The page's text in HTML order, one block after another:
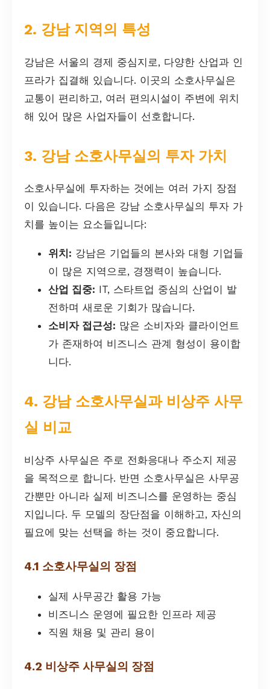
2. 강남 지역의 특성
강남은 서울의 경제 중심지로, 다양한 산업과 인
프라가 집결해 있습니다. 이곳의 소호사무실은
교통이 편리하고, 여러 편의시설이 주변에 위치
해 있어 많은 사업자들이 선호합니다.
3. 강남 소호사무실의 투자 가치
소호사무실에 투자하는 것에는 여러 가지 장점
이 있습니다. 다음은 강남 소호사무실의 투자 가
치를 높이는 요소들입니다:
위치: 강남은 기업들의 본사와 대형 기업들
이 많은 지역으로, 경쟁력이 높습니다.
산업 집중: IT, 스타트업 중심의 산업이 발
전하며 새로운 기회가 많습니다.
소비자 접근성: 많은 소비자와 클라이언트
가 존재하여 비즈니스 관계 형성이 용이합
니다.
4. 강남 소호사무실과 비상주 사무
실 비교
비상주 사무실은 주로 전화응대나 주소지 제공
을 목적으로 합니다. 반면 소호사무실은 사무공
간뿐만 아니라 실제 비즈니스를 운영하는 중심
지입니다. 두 모델의 장단점을 이해하고, 자신의
필요에 맞는 선택을 하는 것이 중요합니다.
4.1 소호사무실의 장점
실제 사무공간 활용 가능
비즈니스 운영에 필요한 인프라 제공
직원 채용 및 관리 용이
4.2 비상주 사무실의 장점